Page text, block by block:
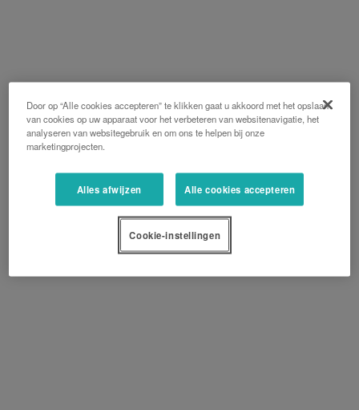
Door op “Alle cookies accepteren” te klikken gaat u akkoord met het opslaan
van cookies op uw apparaat voor het verbeteren van websitenavigatie, het
analyseren van websitegebruik en om ons te helpen bij onze
marketingprojecten.
Alles afwijzen Alle cookies accepteren
Cookie-instellingen